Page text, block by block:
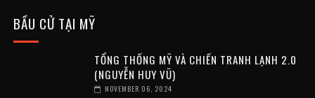
BẦU CỬ TẠI MỸ
TỔNG THỐNG MỸ VÀ CHIẾN TRANH LẠNH 2.0
(NGUYỄN HUY VŨ)
NOVEMBER 06, 2024